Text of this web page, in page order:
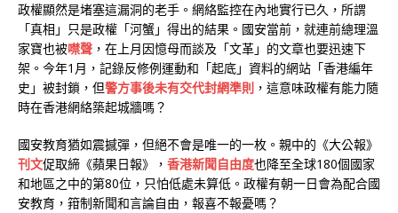
政權顯然是堵塞這漏洞的老手。網絡監控在內地實行已久，所謂
「真相」只是政權「河蟹」得出的結果。國安當前，就連前總理溫
家寶也被噤聲 ，在上月因憶母而談及「文革」的文章也要迅速下
架。今年1月，記錄反修例運動和「起底」資料的網站「香港編年
史」被封鎖，但警方事後未有交代封網準則 ，這意味政權有能力隨
時在香港網絡築起城牆嗎？
國安教育猶如震撼彈，但絕不會是唯一的一枚。親中的《大公報》
刊文促取締《蘋果日報》， 香港新聞自由度也降至全球180個國家
和地區之中的第80位，只怕低處未算低。政權有朝一日會為配合國
安教育，箝制新聞和言論自由，報喜不報憂嗎？